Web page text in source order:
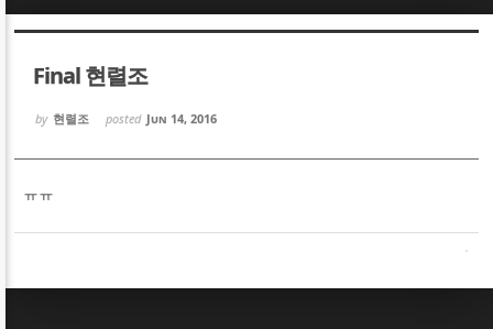
Final 현렬조
by 현렬조 posted Jun 14, 2016
ㅠㅠ
Sketchbook5, 스케치북5
Sketchbook5, 스케치북5
Sketchbook5, 스케치북5
Sketchbook5, 스케치북5